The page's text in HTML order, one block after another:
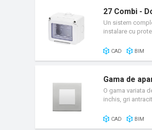
27 Combi -
Un sistem
instalare cu
unor conditii
CAD BIM
Gama de
O gama variata
inchis, gri
CAD BIM